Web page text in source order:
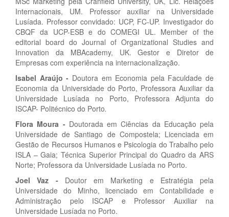
Internacionais, UM. Professor auxiliar na Universidade
Lusíada. Professor convidado: UCP, FC-UP. Investigador do
CBQF da UCP-ESB e do COMEGI UL. Member of the
editorial board do Journal of Organizational Studies and
Innovation da MBAcademy, UK. Gestor e Diretor de
Empresas com experiência na internacionalização.
Isabel Araújo - Doutora em Economia pela Faculdade de
Economia da Universidade do Porto, Professora Auxiliar da
Universidade Lusíada no Porto, Professora Adjunta do
ISCAP- Politécnico do Porto.
Flora Moura - Doutorada em Ciências da Educação pela
Universidade de Santiago de Compostela; Licenciada em
Gestão de Recursos Humanos e Psicologia do Trabalho pelo
ISLA – Gaia; Técnica Superior Principal do Quadro da ARS
Norte; Professora da Universidade Lusíada no Porto.
Joel Vaz - Doutor em Marketing e Estratégia pela
Universidade do Minho, licenciado em Contabilidade e
Administração pelo ISCAP e Professor Auxiliar na
Universidade Lusíada no Porto.